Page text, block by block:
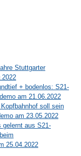
Stuttgarter
+ bodenlos: S21-
am 21.06.2022
soll sein
am 23.05.2022
gelernt aus S21-
25.04.2022